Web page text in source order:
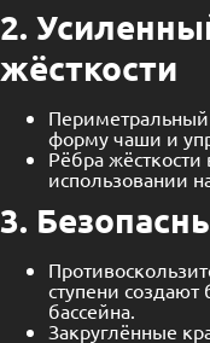
2.
жёсткости
форму чаши и
Рёбра
использовании
3.
ступени
бассейна.
Закруглённые